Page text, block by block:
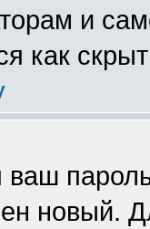
и
как
ваш
новый.